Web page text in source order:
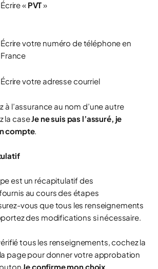
Écrire « PVT»
Écrire votre numéro de téléphone en
France
Écrire votre adresse courriel
à l’assurance au nom d’une autre
la case Je ne suis pas l’assuré, je
compte.
est un récapitulatif des
au cours des étapes
vous que tous les renseignements
des modifications si nécessaire.
tous les renseignements, cochez la
page pour donner votre approbation
Je confirme mon choix